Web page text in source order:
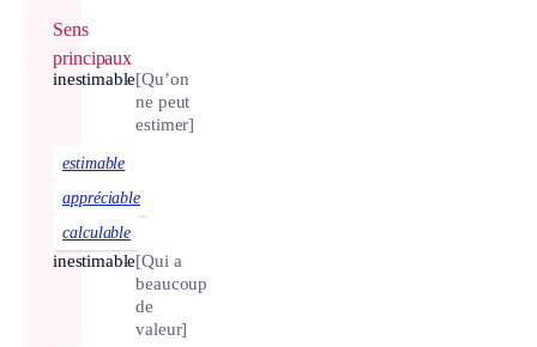
Sens
principaux
inestimable[Qu’on
ne peut
estimer]
estimable
appréciable
calculable
inestimable[Qui a
beaucoup
de
valeur]